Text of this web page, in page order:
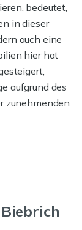
bedeutet,
in dieser
auch eine
hier hat
aufgrund des
zunehmenden